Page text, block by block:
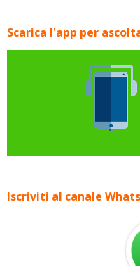
Scarica l'app per
Iscriviti al canale